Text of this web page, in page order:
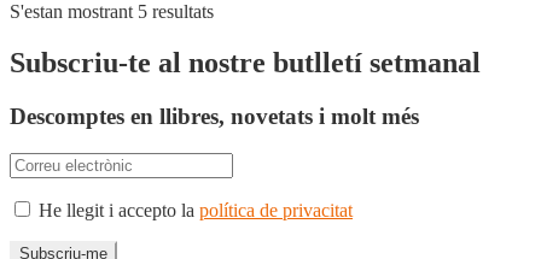
S'estan mostrant 5 resultats
Subscriu-te al nostre butlletí setmanal
Descomptes en llibres, novetats i molt més
He llegit i accepto la política de privacitat